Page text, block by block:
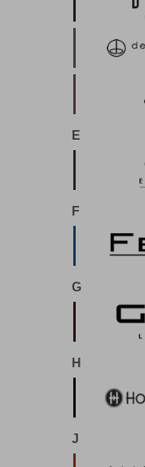
E
F
G
H
J